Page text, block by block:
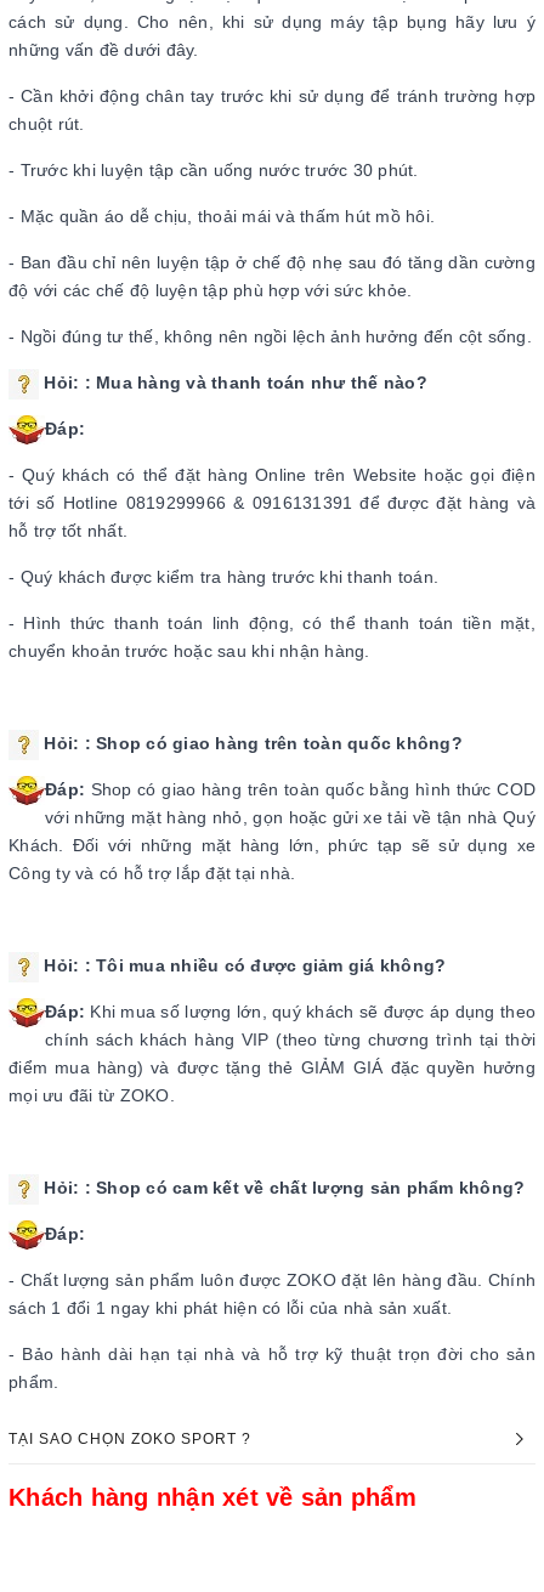
cách sử dụng. Cho nên, khi sử dụng máy tập bụng hãy lưu ý
những vấn đề dưới đây.
- Cần khởi động chân tay trước khi sử dụng để tránh trường hợp
chuột rút.
- Trước khi luyện tập cần uống nước trước 30 phút.
- Mặc quần áo dễ chịu, thoải mái và thấm hút mồ hôi.
- Ban đầu chỉ nên luyện tập ở chế độ nhẹ sau đó tăng dần cường
độ với các chế độ luyện tập phù hợp với sức khỏe.
- Ngồi đúng tư thế, không nên ngồi lệch ảnh hưởng đến cột sống.
Hỏi: : Mua hàng và thanh toán như thế nào?
Đáp:
- Quý khách có thể đặt hàng Online trên Website hoặc gọi điện
tới số Hotline 0819299966 & 0916131391 để được đặt hàng và
hỗ trợ tốt nhất.
- Quý khách được kiểm tra hàng trước khi thanh toán.
- Hình thức thanh toán linh động, có thể thanh toán tiền mặt,
chuyển khoản trước hoặc sau khi nhận hàng.
Hỏi: : Shop có giao hàng trên toàn quốc không?
Đáp: Shop có giao hàng trên toàn quốc bằng hình thức COD
với những mặt hàng nhỏ, gọn hoặc gửi xe tải về tận nhà Quý
Khách. Đối với những mặt hàng lớn, phức tạp sẽ sử dụng xe
Công ty và có hỗ trợ lắp đặt tại nhà.
Hỏi: : Tôi mua nhiều có được giảm giá không?
Đáp: Khi mua số lượng lớn, quý khách sẽ được áp dụng theo
chính sách khách hàng VIP (theo từng chương trình tại thời
điểm mua hàng) và được tặng thẻ GIẢM GIÁ đặc quyền hưởng
mọi ưu đãi từ ZOKO.
Hỏi: : Shop có cam kết về chất lượng sản phẩm không?
Đáp:
- Chất lượng sản phẩm luôn được ZOKO đặt lên hàng đầu. Chính
sách 1 đổi 1 ngay khi phát hiện có lỗi của nhà sản xuất.
- Bảo hành dài hạn tại nhà và hỗ trợ kỹ thuật trọn đời cho sản
phẩm.
TẠI SAO CHỌN ZOKO SPORT ?
Khách hàng nhận xét về sản phẩm